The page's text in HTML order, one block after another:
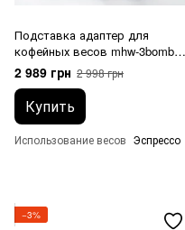
Подставка адаптер для
кофейных весов mhw-3bomber
Coffee Scale Stand
2 989 грн 2 998 грн
Купить
Использование весов Эспрессо
−3%